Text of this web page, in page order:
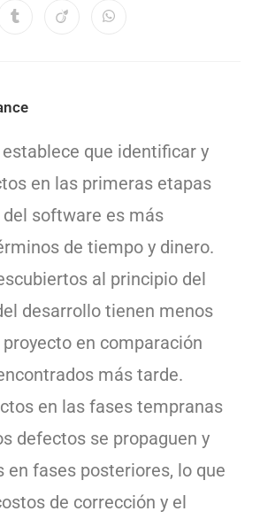
que identificar y
en las primeras etapas
software es más
de tiempo y dinero.
al principio del
desarrollo tienen menos
en comparación
más tarde.
en las fases tempranas
defectos se propaguen y
en fases posteriores, lo que
de corrección y el